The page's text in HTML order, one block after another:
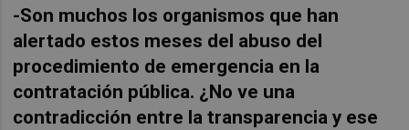
-Son muchos los organismos que han
alertado estos meses del abuso del
procedimiento de emergencia en la
contratación pública. ¿No ve una
contradicción entre la transparencia y ese